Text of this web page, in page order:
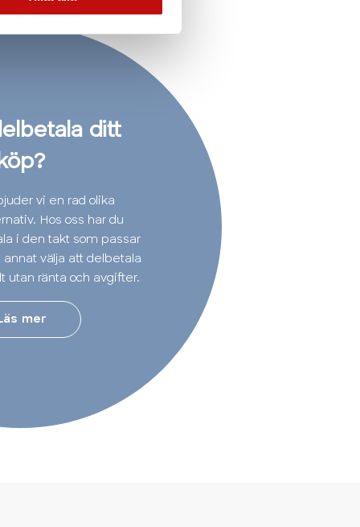
ditt
vi en rad olika
Hos oss har du
i den takt som passar
annat välja att delbetala
utan ränta och avgifter.
mer